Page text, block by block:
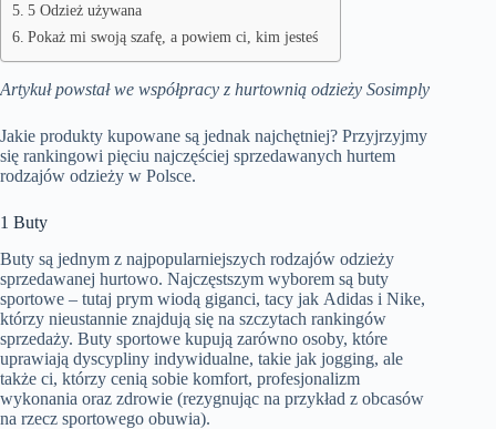
5 Odzież używana
Pokaż mi swoją szafę, a powiem ci, kim jesteś
Artykuł powstał we współpracy z hurtownią odzieży Sosimply
Jakie produkty kupowane są jednak najchętniej? Przyjrzyjmy
się rankingowi pięciu najczęściej sprzedawanych hurtem
rodzajów odzieży w Polsce.
1 Buty
Buty są jednym z najpopularniejszych rodzajów odzieży
sprzedawanej hurtowo. Najczęstszym wyborem są buty
sportowe – tutaj prym wiodą giganci, tacy jak Adidas i Nike,
którzy nieustannie znajdują się na szczytach rankingów
sprzedaży. Buty sportowe kupują zarówno osoby, które
uprawiają dyscypliny indywidualne, takie jak jogging, ale
także ci, którzy cenią sobie komfort, profesjonalizm
wykonania oraz zdrowie (rezygnując na przykład z obcasów
na rzecz sportowego obuwia).